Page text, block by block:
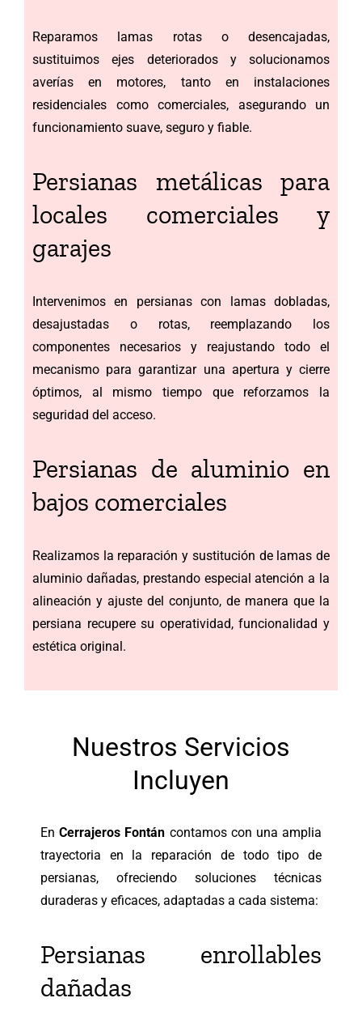
Reparamos lamas rotas o desencajadas,
sustituimos ejes deteriorados y solucionamos
averías en motores, tanto en instalaciones
residenciales como comerciales, asegurando un
funcionamiento suave, seguro y fiable.
Persianas metálicas para
locales comerciales y
garajes
Intervenimos en persianas con lamas dobladas,
desajustadas o rotas, reemplazando los
componentes necesarios y reajustando todo el
mecanismo para garantizar una apertura y cierre
óptimos, al mismo tiempo que reforzamos la
seguridad del acceso.
Persianas de aluminio en
bajos comerciales
Realizamos la reparación y sustitución de lamas de
aluminio dañadas, prestando especial atención a la
alineación y ajuste del conjunto, de manera que la
persiana recupere su operatividad, funcionalidad y
estética original.
Nuestros Servicios
Incluyen
EnCerrajeros Fontán contamos con una amplia
trayectoria en la reparación de todo tipo de
persianas, ofreciendo soluciones técnicas
duraderas y eficaces, adaptadas a cada sistema:
Persianas enrollables
dañadas